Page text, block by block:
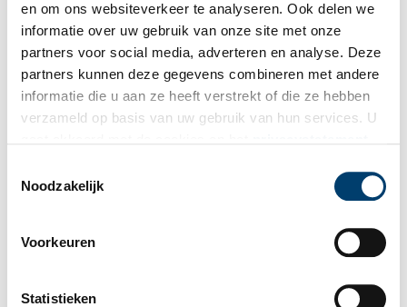
en om ons websiteverkeer te analyseren. Ook delen we
informatie over uw gebruik van onze site met onze
partners voor social media, adverteren en analyse. Deze
partners kunnen deze gegevens combineren met andere
informatie die u aan ze heeft verstrekt of die ze hebben
verzameld op basis van uw gebruik van hun services. U
Noodzakelijk
Voorkeuren
Statistieken